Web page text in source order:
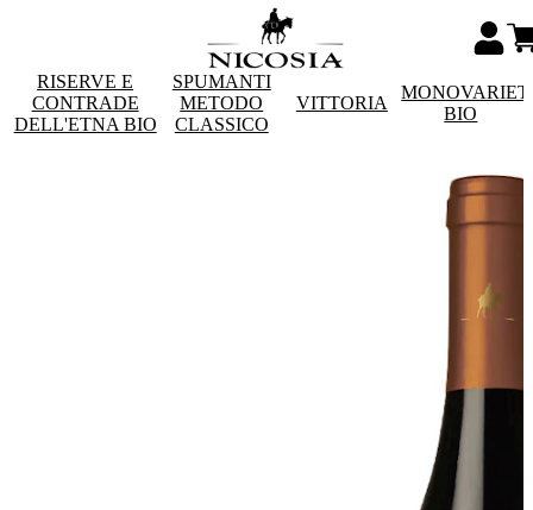
RISERVE E
CONTRADE
DELL'ETNA BIO
SPUMANTI
METODO
CLASSICO
VITTORIA
BIO